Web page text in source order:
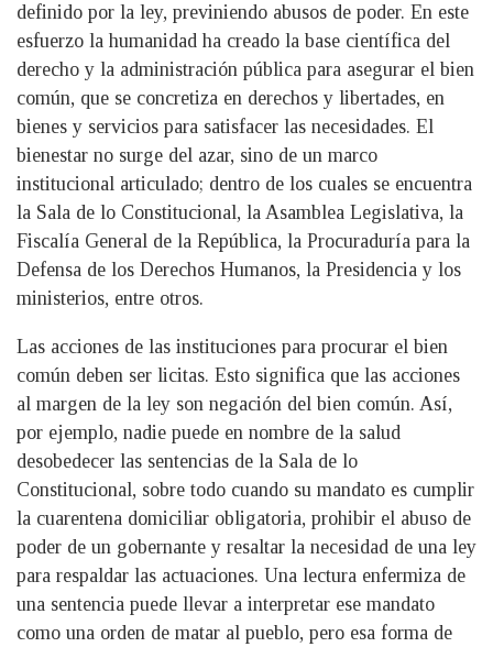
definido por la ley, previniendo abusos de poder. En este
esfuerzo la humanidad ha creado la base científica del
derecho y la administración pública para asegurar el bien
común, que se concretiza en derechos y libertades, en
bienes y servicios para satisfacer las necesidades. El
bienestar no surge del azar, sino de un marco
institucional articulado; dentro de los cuales se encuentra
la Sala de lo Constitucional, la Asamblea Legislativa, la
Fiscalía General de la República, la Procuraduría para la
Defensa de los Derechos Humanos, la Presidencia y los
ministerios, entre otros.
Las acciones de las instituciones para procurar el bien
común deben ser licitas. Esto significa que las acciones
al margen de la ley son negación del bien común. Así,
por ejemplo, nadie puede en nombre de la salud
desobedecer las sentencias de la Sala de lo
Constitucional, sobre todo cuando su mandato es cumplir
la cuarentena domiciliar obligatoria, prohibir el abuso de
poder de un gobernante y resaltar la necesidad de una ley
para respaldar las actuaciones. Una lectura enfermiza de
una sentencia puede llevar a interpretar ese mandato
como una orden de matar al pueblo, pero esa forma de